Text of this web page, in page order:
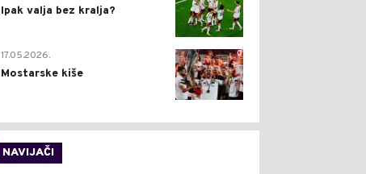
Ipak valja bez kralja?
0
17.05.2026.
Mostarske kiše
NAVIJAČI